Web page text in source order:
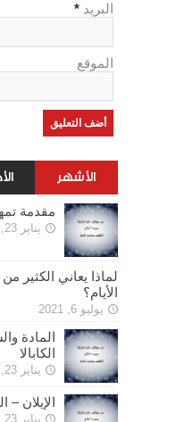
البريد *
الموقع
الأشهر
مقدمة
يناير 23, 2017
لماذا يعاني الكثير
الأيام؟
يوليو 6, 2021
المادة
الكابالا
يناير 23, 2017
الإيلان
يناير 23, 2017